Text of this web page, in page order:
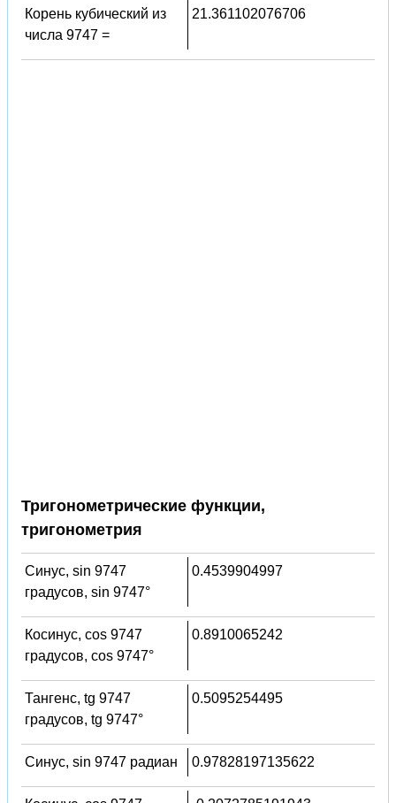
Корень кубический из
числа 9747 =
21.361102076706
Тригонометрические функции,
тригонометрия
Синус, sin 9747
градусов, sin 9747°
0.4539904997
Косинус, cos 9747
градусов, cos 9747°
0.8910065242
Тангенс, tg 9747
градусов, tg 9747°
0.5095254495
Синус, sin 9747 радиан 0.97828197135622